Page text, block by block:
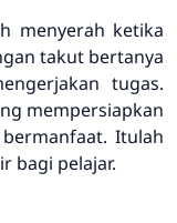
menyerah ketika
takut bertanya
tugas.
mempersiapkan
Itulah
bagi pelajar.